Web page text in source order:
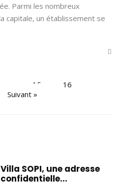
Parmi les nombreux
capitale, un établissement se
15
16
Suivant »
Villa SOPI, une adresse
confidentielle...